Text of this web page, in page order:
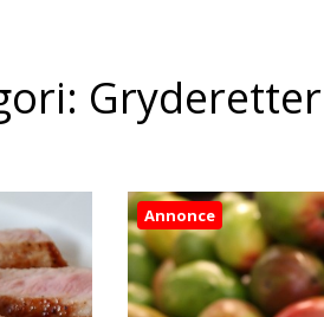
Gryderetter
Annonce